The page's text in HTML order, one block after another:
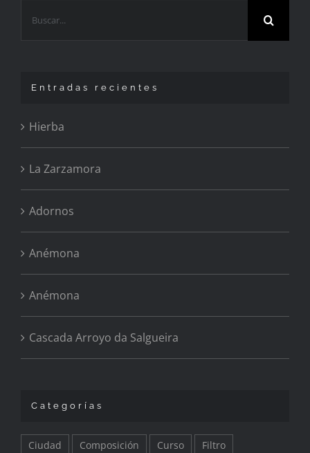
Entradas recientes
Hierba
La Zarzamora
Adornos
Anémona
Anémona
Cascada Arroyo da Salgueira
Categorías
Ciudad Composición Curso Filtro